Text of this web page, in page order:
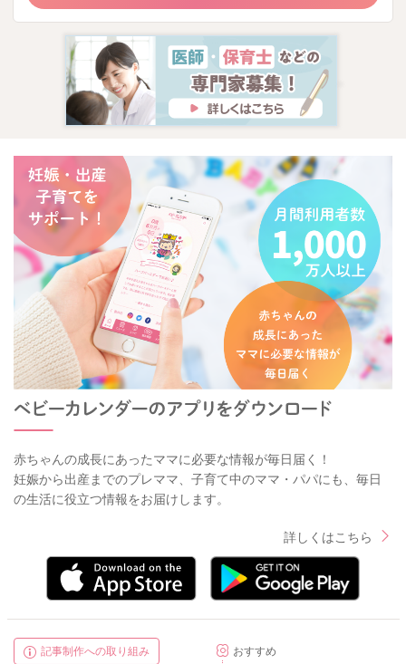
赤ちゃんの成長にあったママに必要な情報が毎日届く！
妊娠から出産までのプレママ、子育て中のママ・パパにも、毎日
の生活に役立つ情報をお届けします。
詳しくはこちら
記事制作への取り組み
おすすめ